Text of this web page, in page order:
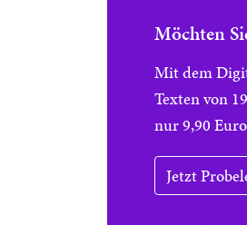
Möchten
Mit dem
Texten von
nur 9,90
Jetzt